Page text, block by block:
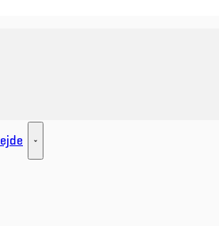
Flere linksSamarbejde - Flere links